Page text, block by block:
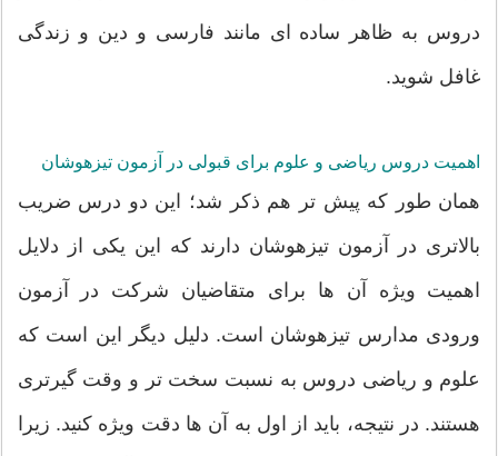
دروس به ظاهر ساده ای مانند فارسی و دین و زندگی
غافل شوید.
اهمیت دروس ریاضی و علوم برای قبولی در آزمون تیزهوشان
همان طور که پیش تر هم ذکر شد؛ این دو درس ضریب
بالاتری در آزمون تیزهوشان دارند که این یکی از دلایل
اهمیت ویژه آن ها برای متقاضیان شرکت در آزمون
ورودی مدارس تیزهوشان است. دلیل دیگر این است که
علوم و ریاضی دروس به نسبت سخت تر و وقت گیرتری
هستند. در نتیجه، باید از اول به آن ها دقت ویژه کنید. زیرا